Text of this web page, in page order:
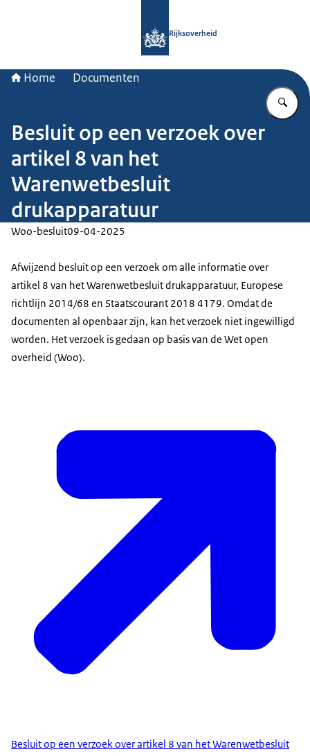
Rijksoverheid
Home Documenten
Besluit op een verzoek over
artikel 8 van het
Warenwetbesluit
drukapparatuur
Woo-besluit09-04-2025
Afwijzend besluit op een verzoek om alle informatie over
artikel 8 van het Warenwetbesluit drukapparatuur, Europese
richtlijn 2014/68 en Staatscourant 2018 4179. Omdat de
documenten al openbaar zijn, kan het verzoek niet ingewilligd
worden. Het verzoek is gedaan op basis van de Wet open
overheid (Woo).
Besluit op een verzoek over artikel 8 van het Warenwetbesluit